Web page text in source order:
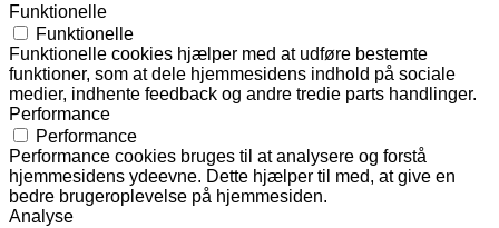
Funktionelle
Funktionelle
Funktionelle cookies hjælper med at udføre bestemte
funktioner, som at dele hjemmesidens indhold på sociale
medier, indhente feedback og andre tredie parts handlinger.
Performance
Performance
Performance cookies bruges til at analysere og forstå
hjemmesidens ydeevne. Dette hjælper til med, at give en
bedre brugeroplevelse på hjemmesiden.
Analyse